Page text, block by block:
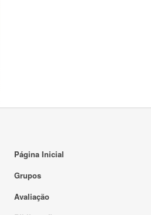
Página Inicial
Grupos
Avaliação